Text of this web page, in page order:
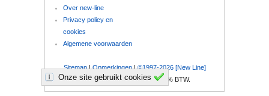
Over new-line
Privacy policy en
cookies
Algemene voorwaarden
Sitemap|Opmerkingen|©1997-2026 [New Line]
Al onze prijzen zijn inclusief 21% BTW.
Onze site gebruikt cookies